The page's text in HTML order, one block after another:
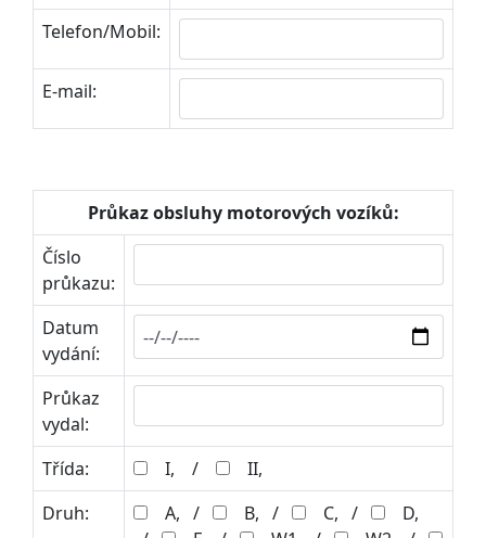
Telefon/Mobil:
E-mail:
Průkaz obsluhy motorových vozíků:
Číslo
průkazu:
Datum
vydání:
Průkaz
vydal:
Třída:
I, /
II,
Druh:
A, / B, / C, /
D,